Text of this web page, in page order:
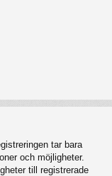
tar bara
och möjligheter.
till registrerade